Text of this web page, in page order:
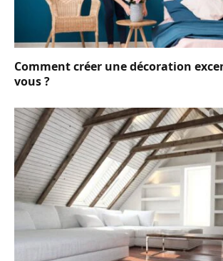
Comment créer une décoration
vous ?